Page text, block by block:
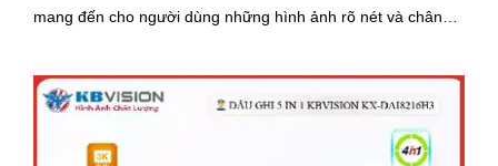
mang đến cho người dùng những hình ảnh rõ nét và chân